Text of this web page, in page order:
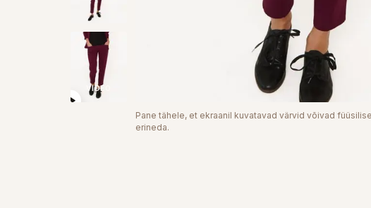
VIDEO
Pane tähele, et ekraanil kuvatavad värvid võivad
erineda.